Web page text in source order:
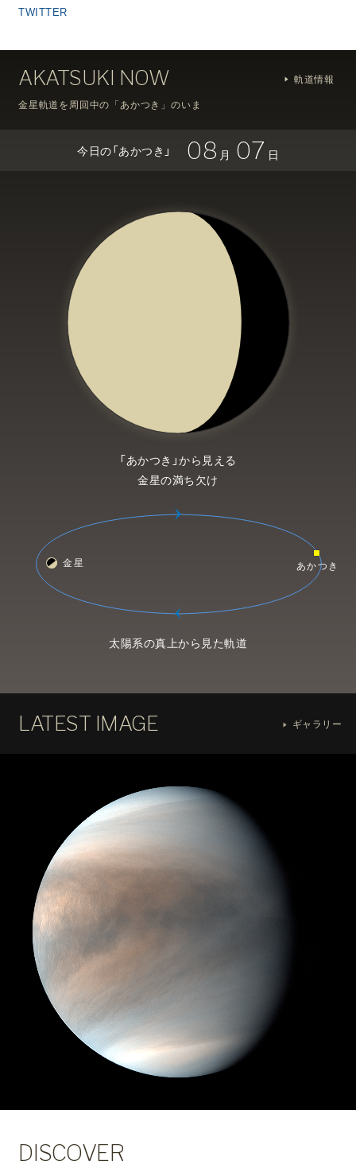
TWITTER
AKATSUKI NOW
金星軌道を周回中の「あかつき」のいま
今日の「あかつき」 08 月 07 日
軌道情報
「あかつき」から見える
金星の満ち欠け
あかつき
金星
太陽系の真上から見た軌道
LATEST IMAGE ギャラリー
DISCOVER